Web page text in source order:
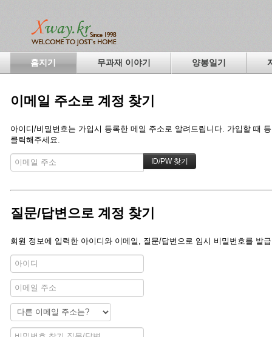
홈지기 무과재 이야기 양봉일기
이메일 주소로 계정 찾기
아이디/비밀번호는 가입시 등록한 메일 주소로 알려드립니다. 가입할 때
클릭해주세요.
질문/답변으로 계정 찾기
회원 정보에 입력한 아이디와 이메일, 질문/답변으로 임시 비밀번호를 발